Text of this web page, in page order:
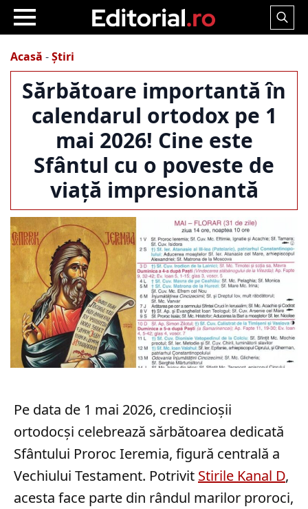
Search
Acasă -Știri
Sărbătoare importantă în
calendarul ortodox pe 1
mai 2026! Cine este
Sfântul cu o poveste de
viață impresionantă
Pe data de 1 mai 2026, credincioșii
ortodocși celebrează sărbătoarea dedicată
Sfântului Proroc Ieremia, figură centrală a
Vechiului Testament. Potrivit Stirile Kanal D,
acesta face parte din rândul marilor proroci,